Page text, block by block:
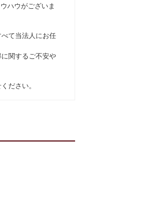
ハウがございま
て当法人にお任
関するご不安や
ださい。